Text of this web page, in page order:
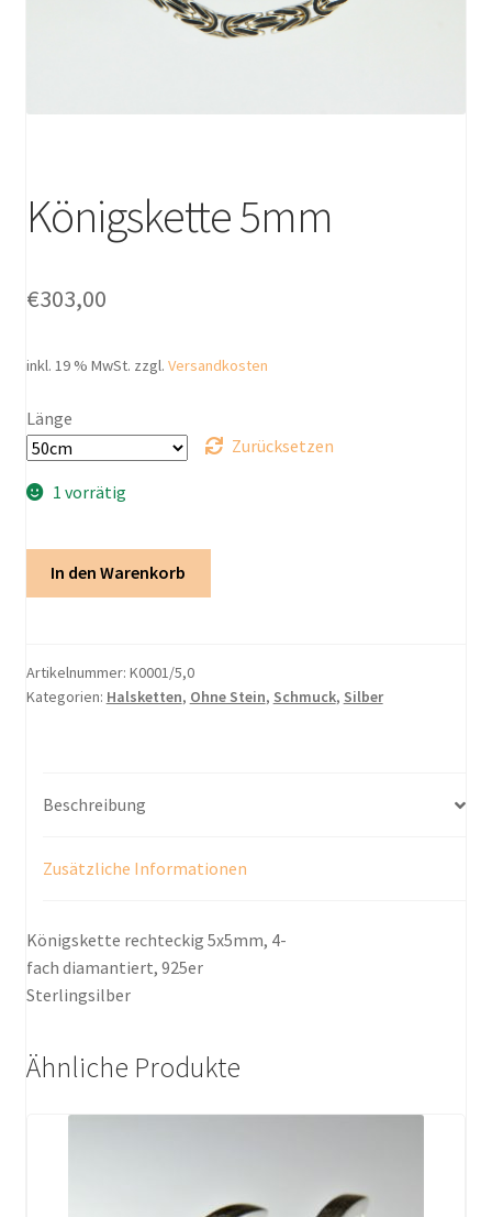
Königskette 5mm
€303,00
inkl. 19 % MwSt. zzgl. Versandkosten
Länge
Zurücksetzen
1 vorrätig
In den Warenkorb
Artikelnummer: K0001/5,0
Kategorien: Halsketten, Ohne Stein, Schmuck, Silber
Beschreibung
Zusätzliche Informationen
Königskette rechteckig 5x5mm, 4-
fach diamantiert, 925er
Sterlingsilber
Ähnliche Produkte